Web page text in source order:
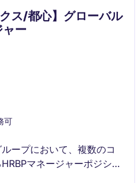
ス/都心】グローバル
ー
可
ープにおいて、複数のコ
マネージャーポジショ